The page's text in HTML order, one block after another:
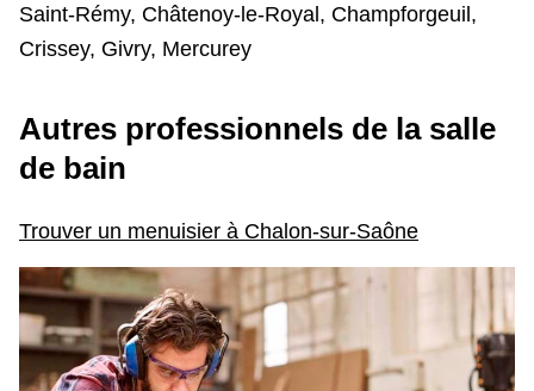
Saint-Rémy, Châtenoy-le-Royal, Champforgeuil,
Crissey, Givry, Mercurey
Autres professionnels de la salle
de bain
Trouver un menuisier à Chalon-sur-Saône